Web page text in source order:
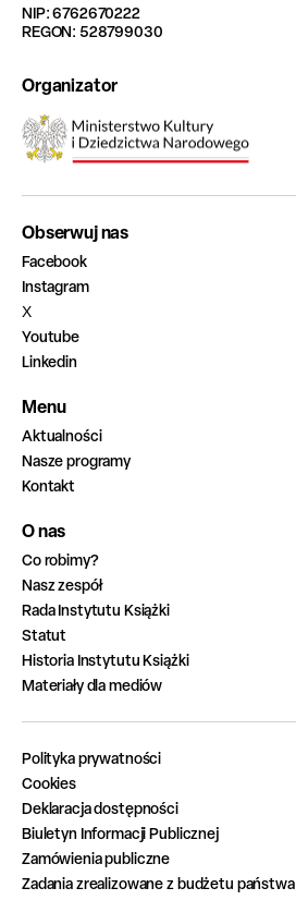
NIP: 6762670222
REGON: 528799030
Organizator
Obserwuj nas
Facebook
Instagram
X
Youtube
Linkedin
Menu
Aktualności
Nasze programy
Kontakt
O nas
Co robimy?
Nasz zespół
Rada Instytutu Książki
Statut
Historia Instytutu Książki
Materiały dla mediów
Polityka prywatności
Cookies
Deklaracja dostępności
Biuletyn Informacji Publicznej
Zamówienia publiczne
Zadania zrealizowane z budżetu państwa